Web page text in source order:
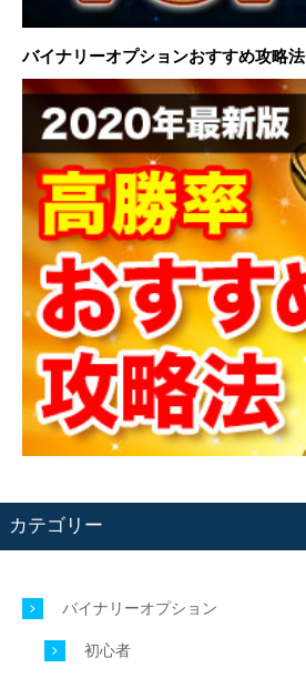
バイナリーオプションおすすめ攻略法
カテゴリー
バイナリーオプション
初心者